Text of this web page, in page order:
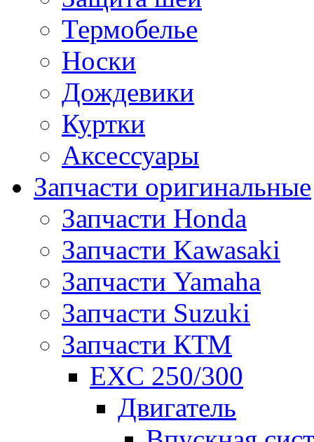
Термобелье
Носки
Дождевики
Куртки
Аксессуары
Запчасти оригинальные
Запчасти Honda
Запчасти Kawasaki
Запчасти Yamaha
Запчасти Suzuki
Запчасти КТМ
EXC 250/300
Двигатель